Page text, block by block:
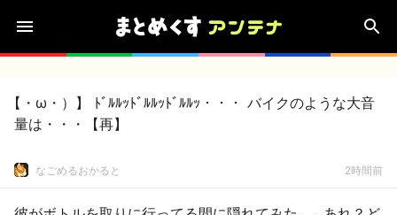
【・ω・）】 ﾄﾞﾙﾙｯﾄﾞﾙﾙｯﾄﾞﾙﾙｯ・・・ バイクのような大音
量は・・・【再】
なごめるおかると 2時間前